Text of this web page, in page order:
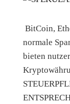
BitCoin,
normale
bieten